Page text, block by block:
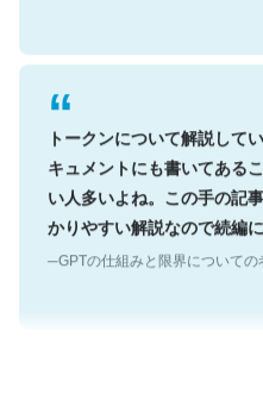
トークンについて解説して
キュメントにも書いてある
い人多いよね。この手の記
かりやすい解説なので続編に
─GPTの仕組みと限界について